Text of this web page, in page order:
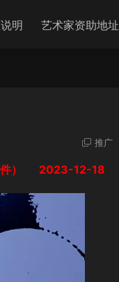
明 艺术家资助地址
推广
文件） 2023-12-18